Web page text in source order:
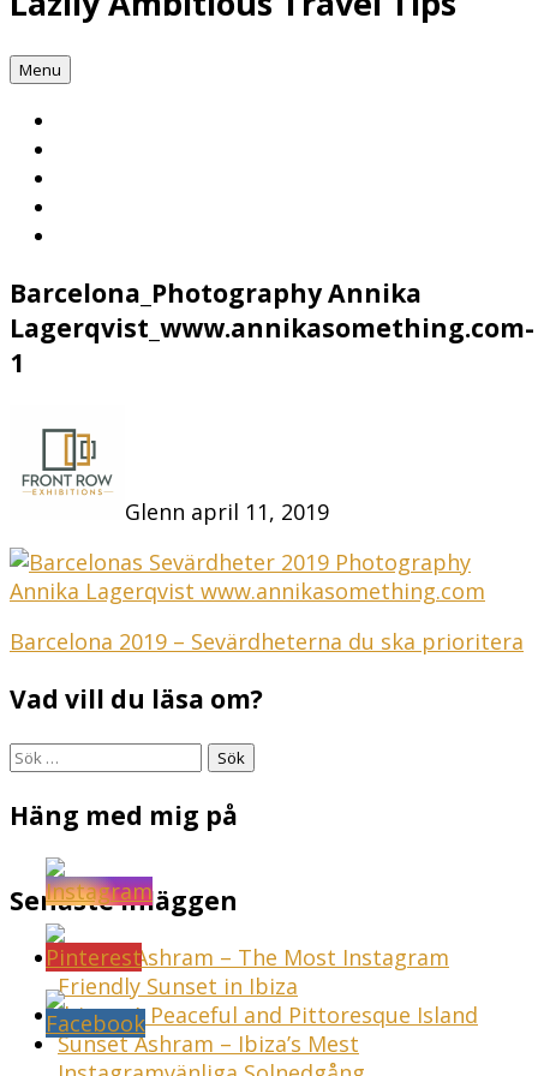
Menu
Barcelona_Photography Annika
Lagerqvist_www.annikasomething.com-
1
Glenn april 11, 2019
Inläggsnavigering
Barcelona 2019 – Sevärdheterna du ska prioritera
Vad vill du läsa om?
Sök
Häng med mig på
Senaste inläggen
Sunset Ashram – The Most Instagram
Friendly Sunset in Ibiza
Ibiza – A Peaceful and Pittoresque Island
Sunset Ashram – Ibiza’s Mest